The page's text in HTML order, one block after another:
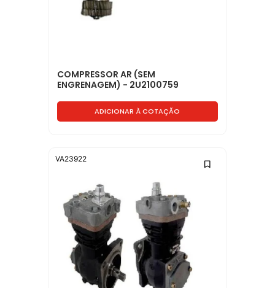
COMPRESSOR AR (SEM
ENGRENAGEM) - 2U2100759
ADICIONAR À COTAÇÃO
VA23922